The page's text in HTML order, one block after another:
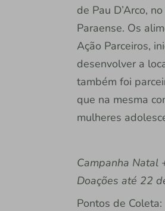
de Pau D’Arco,
Paraense. Os
Ação Parceiros,
desenvolver a
também foi
que na mesma
mulheres
Campanha Natal
Doações até 22
Pontos de Coleta: